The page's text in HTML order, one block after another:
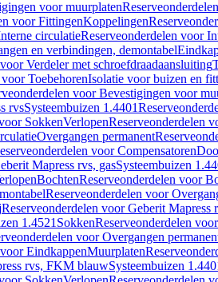
voor muurplaten
voor FittingenKoppelingen
circulatieReserveonderdelen voor
en verbindingen, demontabel
Verdeler met schroefdraadaansluiting
ToebehorenIsolatie voor buizen en
voor Bevestigingen voor
rvsSysteembuizen 1.4401
SokkenVerlopenReserveonderdelen
Overgangen permanent
voor Compensatoren
Mapress rvs, gasSysteembuizen
BochtenReserveonderdelen voor
Reserveonderdelen voor
Reserveonderdelen voor Geberit
1.4521 SokkenReserveonderdelen
voor Overgangen
EindkappenMuurplaten
rvs, FKM blauwSysteembuizen